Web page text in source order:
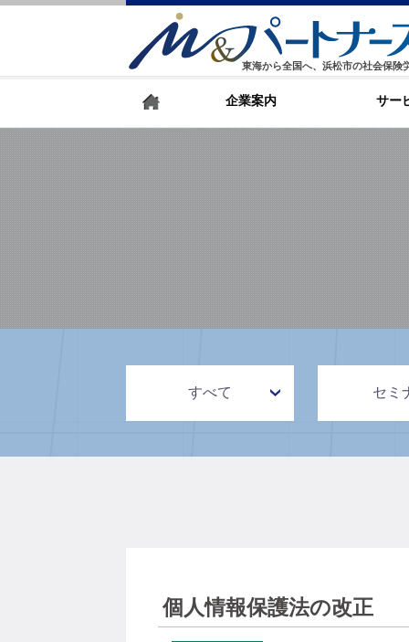
東海から全国へ、浜松市の社会保険
企業案内 サー
すべて セミ
個人情報保護法の改正